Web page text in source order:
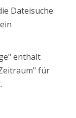
Dateisuche
enthält
für